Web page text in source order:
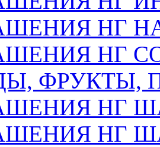
НГ
НГ
ФРУКТЫ,
НГ
НГ